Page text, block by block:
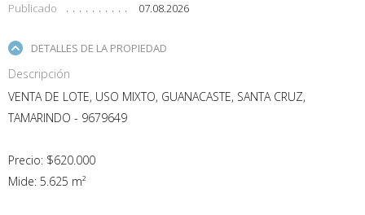
Publicado
07.08.2026
DETALLES DE LA PROPIEDAD
Descripción
VENTA DE LOTE, USO MIXTO, GUANACASTE, SANTA CRUZ,
TAMARINDO - 9679649
Precio: $620.000
Mide: 5.625 m²